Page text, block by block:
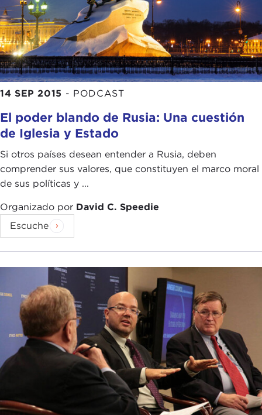
14 SEP 2015 - PODCAST
El poder blando de Rusia: Una cuestión
de Iglesia y Estado
Si otros países desean entender a Rusia, deben
comprender sus valores, que constituyen el marco moral
de sus políticas y ...
Organizado por David C. Speedie
Escuche